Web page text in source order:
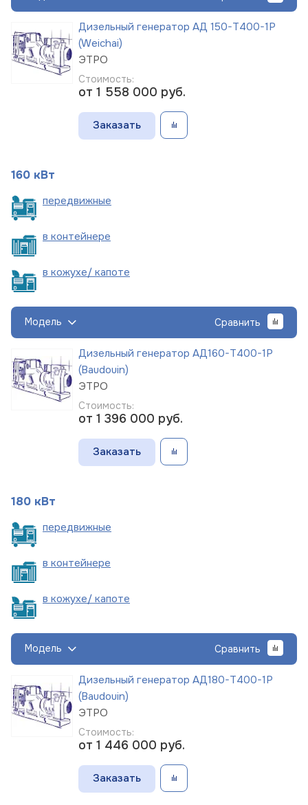
Дизельный генератор АД 150-Т400-1Р
(Weichai)
ЭТРО
Стоимость:
от 1 558 000 руб.
Заказать
160 кВт
передвижные
в контейнере
в кожухе/ капоте
Модель Сравнить
Дизельный генератор АД160-Т400-1Р
(Baudouin)
ЭТРО
Стоимость:
от 1 396 000 руб.
Заказать
180 кВт
передвижные
в контейнере
в кожухе/ капоте
Модель Сравнить
Дизельный генератор АД180-Т400-1Р
(Baudouin)
ЭТРО
Стоимость:
от 1 446 000 руб.
Заказать